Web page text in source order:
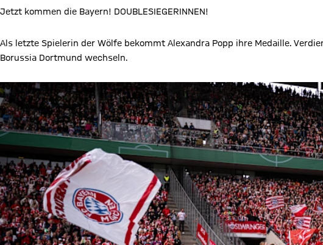
Jetzt kommen die Bayern! DOUBLESIEGERINNEN!
Als letzte Spielerin der Wölfe bekommt Alexandra Popp ihre Medaille.
Borussia Dortmund wechseln.